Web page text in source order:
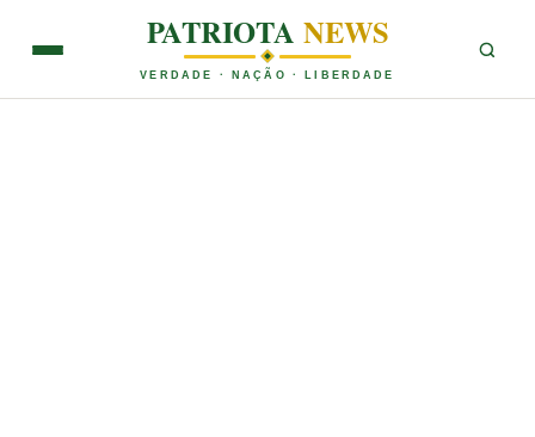
PATRIOTANEWS
VERDADE · NAÇÃO · LIBERDADE